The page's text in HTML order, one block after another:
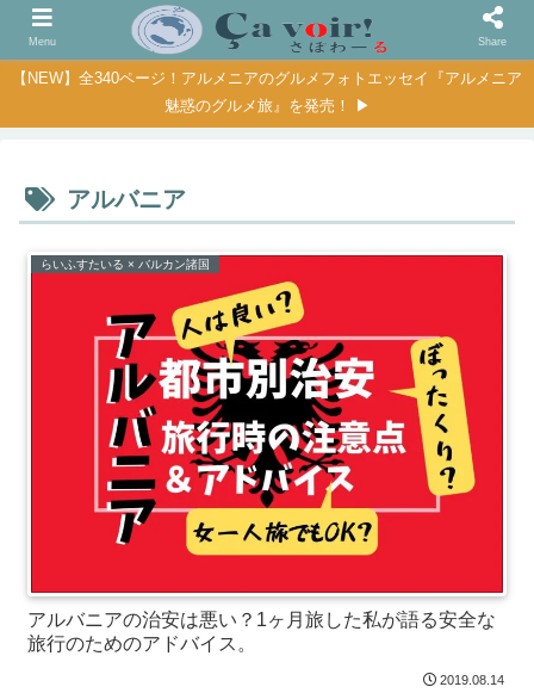
【NEW】全340ページ！アルメニアのグルメフォトエッセイ『アルメニア
魅惑のグルメ旅』を発売！ ▶
アルバニア
らいふすたいる × バルカン諸国
アルバニアの治安は悪い？1ヶ月旅した私が語る安全な
旅行のためのアドバイス。
2019.08.14
Menu Share